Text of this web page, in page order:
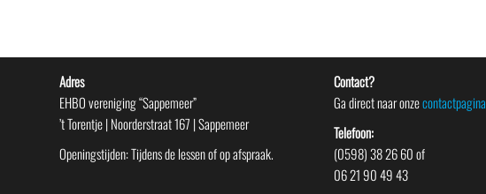
Adres
EHBO vereniging “Sappemeer”
’t Torentje | Noorderstraat 167 | Sappemeer
Openingstijden: Tijdens de lessen of op afspraak.
Contact?
Ga direct naar onzecontactpagina
Telefoon:
(0598) 38 26 60 of
06 21 90 49 43